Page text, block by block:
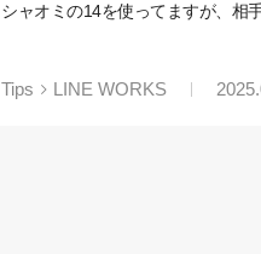
シャオミの14を使ってますが、相
Tips LINE WORKS